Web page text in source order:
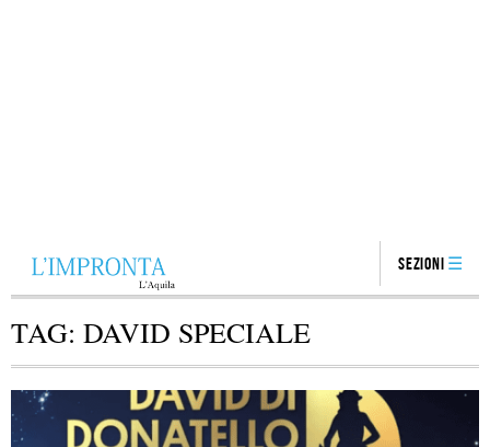
Sezioni
TAG: DAVID SPECIALE